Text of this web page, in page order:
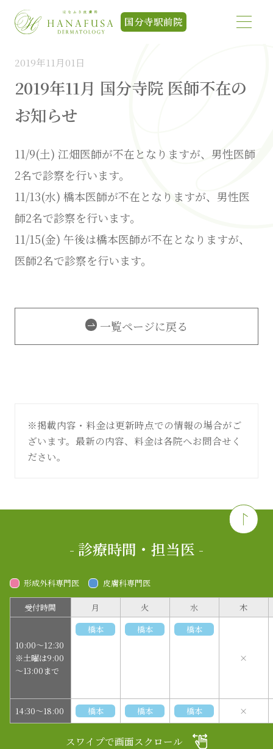
国分寺駅前院
HOME > お知らせ > 2019年11月 国分寺院 医師不在のお知らせ
2019年11月01日
2019年11月 国分寺院 医師不在の
お知らせ
11/9(土) 江畑医師が不在となりますが、男性医師
2名で診察を行います。
11/13(水) 橋本医師が不在となりますが、男性医
師2名で診察を行います。
11/15(金) 午後は橋本医師が不在となりますが、
医師2名で診察を行います。
一覧ページに戻る
※掲載内容・料金は更新時点での情報の場合がご
ざいます。最新の内容、料金は各院へお問合せく
ださい。
- 診療時間・担当医 -
形成外科専門医 皮膚科専門医
受付時間 月 火 水 木
10:00～12:30
※土曜は9:00
～13:00まで
橋本 橋本 橋本
×
14:30～18:00 橋本 橋本 橋本 ×
スワイプで画面スクロール